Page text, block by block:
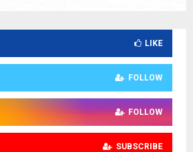
LIKE
FOLLOW
FOLLOW
SUBSCRIBE